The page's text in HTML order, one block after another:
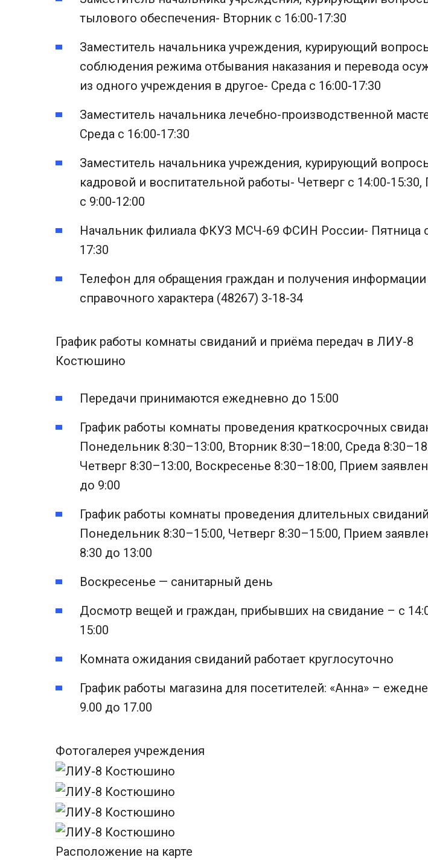
тылового обеспечения- Вторник с 16:00-17:30
Заместитель начальника учреждения, курирующий
соблюдения режима отбывания наказания и перевода
из одного учреждения в другое- Среда с 16:00-17:30
Заместитель начальника лечебно-производственной
Среда с 16:00-17:30
Заместитель начальника учреждения, курирующий
кадровой и воспитательной работы- Четверг с 14:00-15:30,
с 9:00-12:00
Начальник филиала ФКУЗ МСЧ-69 ФСИН России- Пятница
17:30
Телефон для обращения граждан и получения информации
справочного характера (48267) 3-18-34
График работы комнаты свиданий и приёма передач в ЛИУ-8
Костюшино
Передачи принимаются ежедневно до 15:00
График работы комнаты проведения краткосрочных
Понедельник 8:30–13:00, Вторник 8:30–18:00, Среда
Четверг 8:30–13:00, Воскресенье 8:30–18:00, Прием
до 9:00
График работы комнаты проведения длительных
Понедельник 8:30–15:00, Четверг 8:30–15:00, Прием
8:30 до 13:00
Воскресенье — санитарный день
Досмотр вещей и граждан, прибывших на свидание – с
15:00
Комната ожидания свиданий работает круглосуточно
График работы магазина для посетителей: «Анна» –
9.00 до 17.00
Фотогалерея учреждения
Расположение на карте